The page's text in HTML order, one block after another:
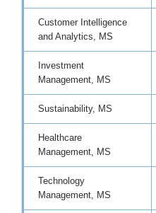
Customer Intelligence
and Analytics, MS
Investment
Management, MS
Sustainability, MS
Healthcare
Management, MS
Technology
Management, MS